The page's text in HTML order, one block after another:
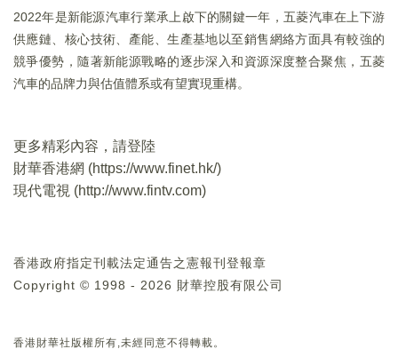
2022年是新能源汽車行業承上啟下的關鍵一年，五菱汽車在上下游
供應鏈、核心技術、產能、生產基地以至銷售網絡方面具有較強的
競爭優勢，隨著新能源戰略的逐步深入和資源深度整合聚焦，五菱
汽車的品牌力與估值體系或有望實現重構。
更多精彩內容，請登陸
財華香港網 (https://www.finet.hk/)
現代電視 (http://www.fintv.com)
香港政府指定刊載法定通告之憲報刊登報章
Copyright © 1998 - 2026 財華控股有限公司
香港財華社版權所有,未經同意不得轉載。